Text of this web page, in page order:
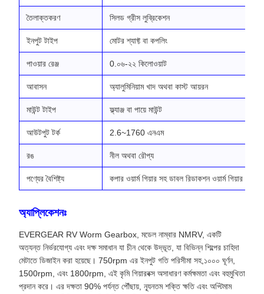
তৈলাক্তকরণ সিলড গ্রীস লুব্রিকেশন
ইনপুট টাইপ মোটর শ্যাফ্ট বা কপলিং
পাওয়ার রেঞ্জ 0.০৬-২২ কিলোওয়াট
আবাসন অ্যালুমিনিয়াম খাদ অথবা কাস্ট আয়রন
মাউন্ট টাইপ ফ্ল্যাঞ্জ বা পায়ে মাউন্ট
আউটপুট টর্ক 2.6~1760 এনএম
রঙ নীল অথবা রৌপ্য
পণ্যের বৈশিষ্ট্য কপার ওয়ার্ম গিয়ার সহ ডাবল রিডাকশন ওয়ার্ম গিয়ার রিডাক্টর
অ্যাপ্লিকেশনঃ
EVERGEAR RV Worm Gearbox, মডেল নাম্বার NMRV, একটি
অত্যন্ত নির্ভরযোগ্য এবং দক্ষ সমাধান যা চীন থেকে উদ্ভূত, যা বিভিন্ন শিল্পের চাহিদা
মেটাতে ডিজাইন করা হয়েছে। 750rpm এর ইনপুট গতি পরিসীমা সহ,১০০০ ঘূর্ণন,
1500rpm, এবং 1800rpm, এই কৃমি গিয়ারবক্স অসাধারণ কর্মক্ষমতা এবং বহুমুখিতা
প্রদান করে। এর দক্ষতা 90% পর্যন্ত পৌঁছায়, ন্যূনতম শক্তি ক্ষতি এবং অপ্টিমাম